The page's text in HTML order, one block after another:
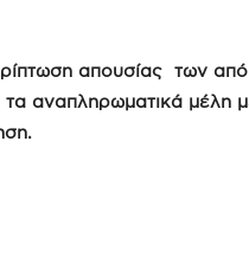
απουσίας των
τα αναπληρωματικά μέλη